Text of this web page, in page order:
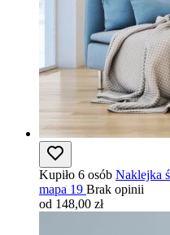
Kupiło 6 osób Naklejka
mapa 19 Brak opinii
od 148,00 zł